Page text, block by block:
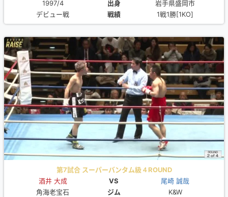
1997/4 出身
岩手県盛岡市
デビュー戦
戦績 1戦1勝[1KO]
第7試合 スーパーバンタム級４ROUND
酒井 大成
VS
尾崎 誠哉
角海老宝石
ジム
K&W